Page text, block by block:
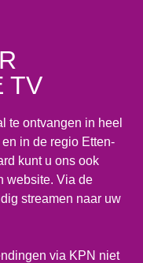
TV
te ontvangen in heel
in de regio Etten-
kunt u ons ook
website. Via de
streamen naar uw
via KPN niet